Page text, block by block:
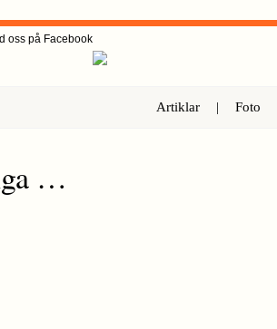
oss på Facebook
Artiklar | Foto
…